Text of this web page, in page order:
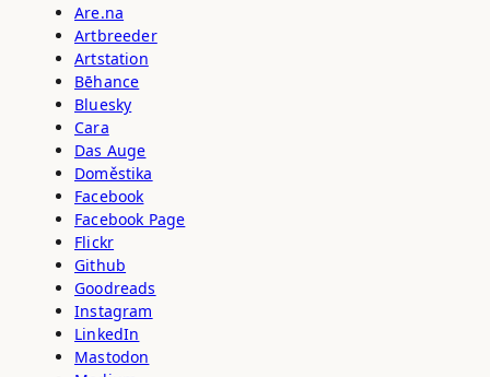
Are.na
Artbreeder
Artstation
Bēhance
Bluesky
Cara
Das Auge
Doměstika
Facebook
Facebook Page
Flickr
Github
Goodreads
Instagram
LinkedIn
Mastodon